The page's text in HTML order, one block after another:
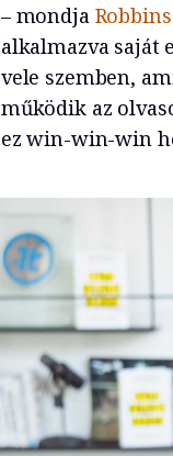
– mondja
alkalmazva saját
vele szemben,
működik az
ez win-win-win